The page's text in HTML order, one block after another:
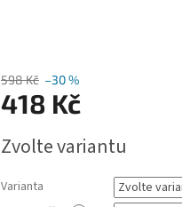
598 Kč –30 %
418 Kč
cena:
Zvolte variantu
Varianta